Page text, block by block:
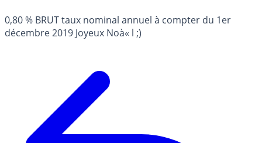
0,80 % BRUT taux nominal annuel à compter du 1er
décembre 2019 Joyeux Noà« l ;)